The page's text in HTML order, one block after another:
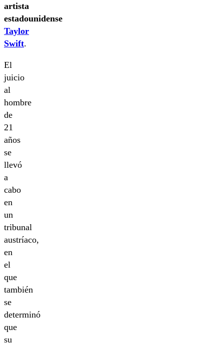
artista
estadounidense
Taylor
Swift.
El
juicio
al
hombre
de
21
años
se
llevó
a
cabo
en
un
tribunal
austríaco,
en
el
que
también
se
determinó
que
su